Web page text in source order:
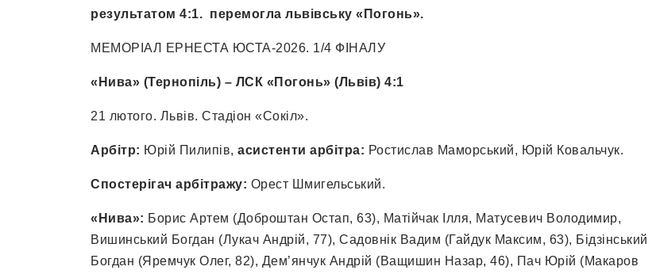
результатом 4:1. перемогла львівську «Погонь».
МЕМОРІАЛ ЕРНЕСТА ЮСТА-2026. 1/4 ФІНАЛУ
«Нива» (Тернопіль) – ЛСК «Погонь» (Львів) 4:1
21 лютого. Львів. Стадіон «Сокіл».
Арбітр: Юрій Пилипів, асистенти арбітра: Ростислав Маморський, Юрій Ковальчук.
Спостерігач арбітражу: Орест Шмигельський.
«Нива»: Борис Артем (Доброштан Остап, 63), Матійчак Ілля, Матусевич Володимир,
Вишинський Богдан (Лукач Андрій, 77), Садовнік Вадим (Гайдук Максим, 63), Бідзінський
Богдан (Яремчук Олег, 82), Дем’янчук Андрій (Ващишин Назар, 46), Пач Юрій (Макаров